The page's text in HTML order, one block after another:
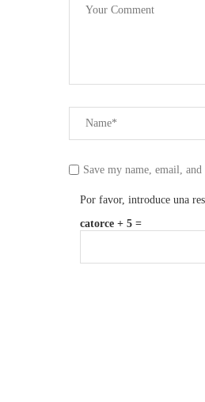
Save my name, email,
Por favor, introduce una
catorce + 5 =